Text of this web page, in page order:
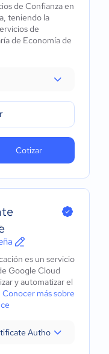
de Confianza en
teniendo la
de
de Economía de
Cotizar
es un servicio
Google Cloud
y automatizar el
Conocer más sobre
Authority Service